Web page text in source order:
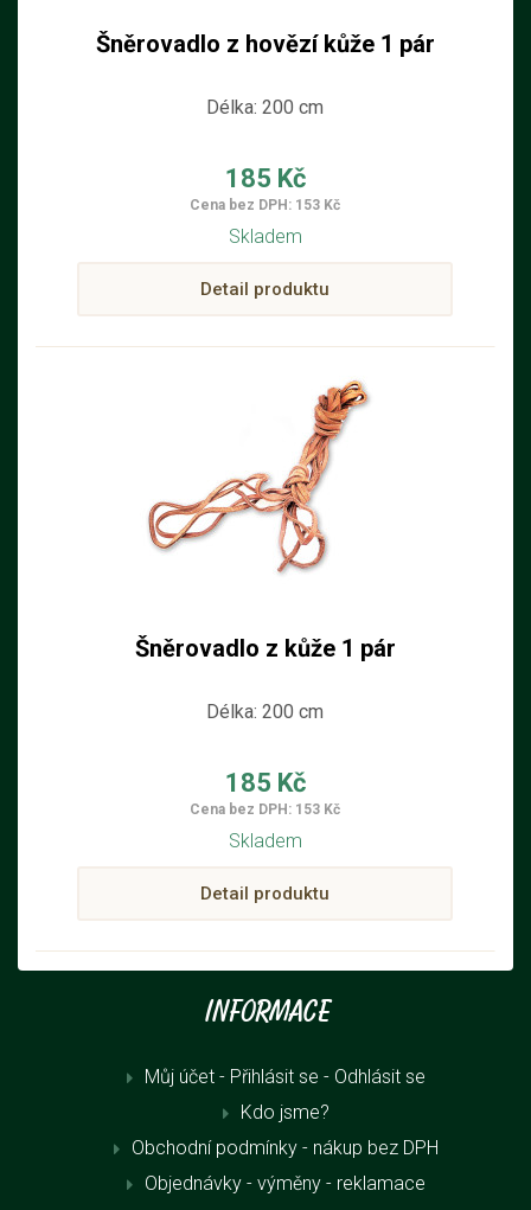
Šněrovadlo z hovězí kůže 1 pár
Délka: 200 cm
185 Kč
Cena bez DPH: 153 Kč
Skladem
Detail produktu
Šněrovadlo z kůže 1 pár
Délka: 200 cm
185 Kč
Cena bez DPH: 153 Kč
Skladem
Detail produktu
Informace
Můj účet - Přihlásit se - Odhlásit se
Kdo jsme?
Obchodní podmínky - nákup bez DPH
Objednávky - výměny - reklamace